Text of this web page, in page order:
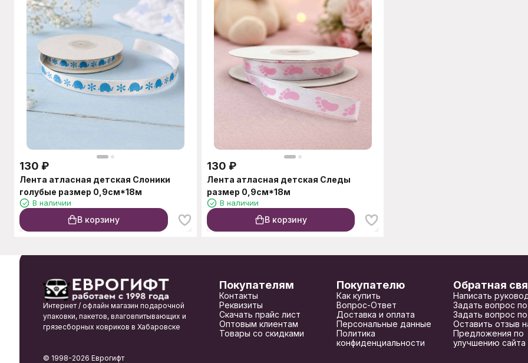
130 ₽
Лента атласная детская Слоники
голубые размер 0,9см*18м
В наличии
В корзину
130 ₽
Лента атласная детская Следы
размер 0,9см*18м
В наличии
В корзину
Интернет / офлайн магазин подарочной
упаковки, пакетов, влаговпитывающих и
грязесборных ковриков в Хабаровске
Покупателям
Контакты
Реквизиты
Скачать прайс лист
Оптовым клиентам
Товары со скидками
Покупателю
Как купить
Вопрос-Ответ
Доставка и оплата
Персональные данные
Политика
конфиденциальности
Обратная
Написать
Задать вопрос
Задать вопрос
Оставить отзыв
Предложения по
улучшению сайта
© 1998-2026 Еврогифт